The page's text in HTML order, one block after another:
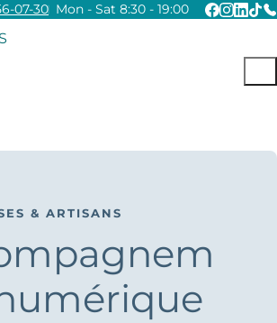
07-30Mon - Sat 8:30 - 19:00
& ARTISANS